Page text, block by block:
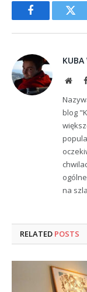
Facebook
KUBA
blog
na
RELATED POSTS